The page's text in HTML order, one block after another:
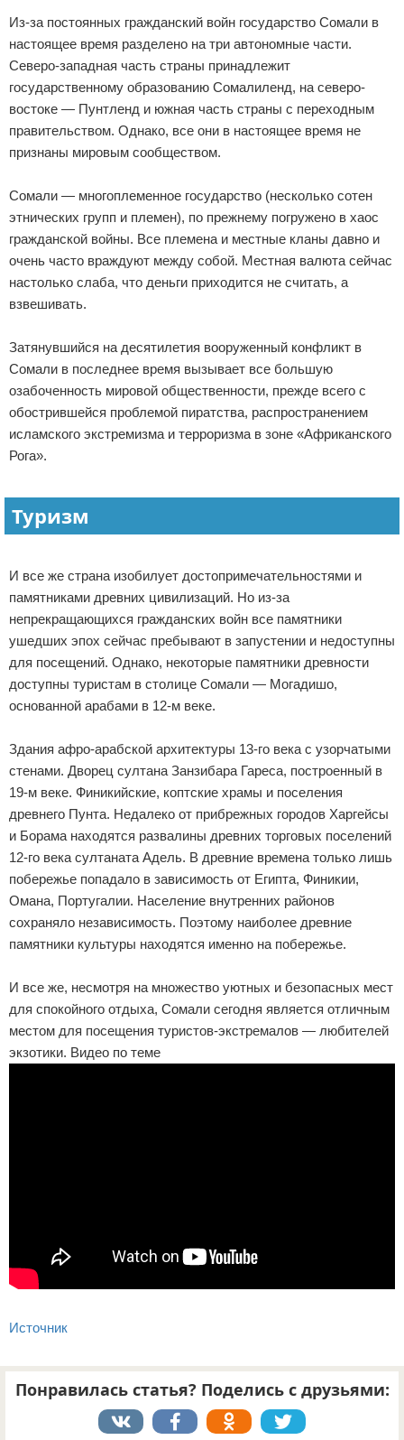
Из-за постоянных гражданский войн государство Сомали в
настоящее время разделено на три автономные части.
Северо-западная часть страны принадлежит
государственному образованию Сомалиленд, на северо-
востоке — Пунтленд и южная часть страны с переходным
правительством. Однако, все они в настоящее время не
признаны мировым сообществом.
Сомали — многоплеменное государство (несколько сотен
этнических групп и племен), по прежнему погружено в хаос
гражданской войны. Все племена и местные кланы давно и
очень часто враждуют между собой. Местная валюта сейчас
настолько слаба, что деньги приходится не считать, а
взвешивать.
Затянувшийся на десятилетия вооруженный конфликт в
Сомали в последнее время вызывает все большую
озабоченность мировой общественности, прежде всего с
обострившейся проблемой пиратства, распространением
исламского экстремизма и терроризма в зоне «Африканского
Рога».
Туризм
И все же страна изобилует достопримечательностями и
памятниками древних цивилизаций. Но из-за
непрекращающихся гражданских войн все памятники
ушедших эпох сейчас пребывают в запустении и недоступны
для посещений. Однако, некоторые памятники древности
доступны туристам в столице Сомали — Могадишо,
основанной арабами в 12-м веке.
Здания афро-арабской архитектуры 13-го века с узорчатыми
стенами. Дворец султана Занзибара Гареса, построенный в
19-м веке. Финикийские, коптские храмы и поселения
древнего Пунта. Недалеко от прибрежных городов Харгейсы
и Борама находятся развалины древних торговых поселений
12-го века султаната Адель. В древние времена только лишь
побережье попадало в зависимость от Египта, Финикии,
Омана, Португалии. Население внутренних районов
сохраняло независимость. Поэтому наиболее древние
памятники культуры находятся именно на побережье.
И все же, несмотря на множество уютных и безопасных мест
для спокойного отдыха, Сомали сегодня является отличным
местом для посещения туристов-экстремалов — любителей
экзотики. Видео по теме
Источник
Понравилась статья? Поделись с друзьями: